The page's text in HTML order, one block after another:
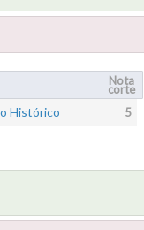
Nota
corte
Histórico 5